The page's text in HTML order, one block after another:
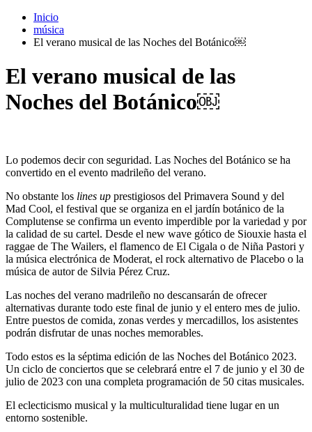
Inicio
música
El verano musical de las Noches del Botánico￼
El verano musical de las
Noches del Botánico￼
Lo podemos decir con seguridad. Las Noches del Botánico se ha
convertido en el evento madrileño del verano.
No obstante los lines up prestigiosos del Primavera Sound y del
Mad Cool, el festival que se organiza en el jardín botánico de la
Complutense se confirma un evento imperdible por la variedad y por
la calidad de su cartel. Desde el new wave gótico de Siouxie hasta el
raggae de The Wailers, el flamenco de El Cigala o de Niña Pastori y
la música electrónica de Moderat, el rock alternativo de Placebo o la
música de autor de Silvia Pérez Cruz.
Las noches del verano madrileño no descansarán de ofrecer
alternativas durante todo este final de junio y el entero mes de julio.
Entre puestos de comida, zonas verdes y mercadillos, los asistentes
podrán disfrutar de unas noches memorables.
Todo estos es la séptima edición de las Noches del Botánico 2023.
Un ciclo de conciertos que se celebrará entre el 7 de junio y el 30 de
julio de 2023 con una completa programación de 50 citas musicales.
El eclecticismo musical y la multiculturalidad tiene lugar en un
entorno sostenible.